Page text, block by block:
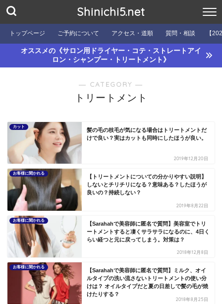
Shinichi5.net
トップページ ご予約について アクセス・道順 質問・相談 【
オススメの《サロン用ドライヤー・コテ・ストレートアイ
ロン・シャンプー・トリートメント》
― CATEGORY ―
トリートメント
カット
髪の毛の枝毛が気になる場合はトリートメントだ
けで良い？実はカットも同時にしたほうが良い。
2019年12月20日
お客様に聞かれる
【トリートメントについての分かりやすい説明】
しないとチリチリになる？意味ある？したほうが
良いの？持続しない？
2019年8月22日
お客様に聞かれる
【Sarahahで美容師に匿名で質問】美容室でトリ
ートメントすると凄くサラサラになるのに、4日く
らい経つと元に戻ってしまう。対策は？
2018年12月8日
お客様に聞かれる
【Sarahahで美容師に匿名で質問】ミルク、オイ
ルタイプの洗い流さないトリートメントの使い分
けは？ オイルタイプだと夏の日差しで髪の毛が焼
けたりする？
2018年8月25日